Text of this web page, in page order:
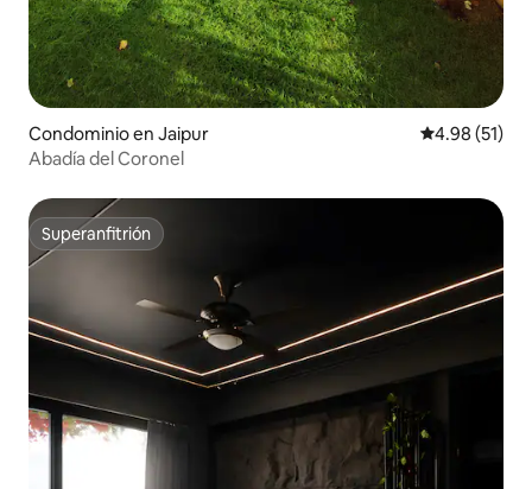
Condominio en Jaipur Calificación
4.98 (51)
Abadía del Coronel
Superanfitrión
Superanfitrión